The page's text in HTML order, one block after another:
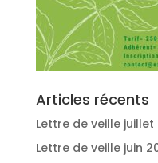
Articles récents
Lettre de veille juillet
Lettre de veille juin